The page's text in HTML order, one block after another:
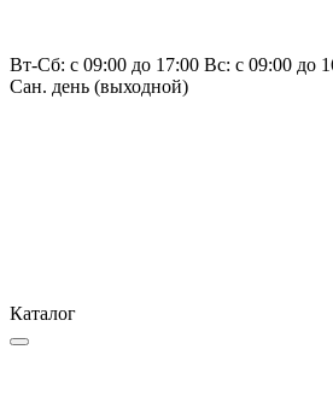
Вт-Сб: с 09:00 до 17:00 Вс: с 09:00 до
Сан. день (выходной)
Каталог